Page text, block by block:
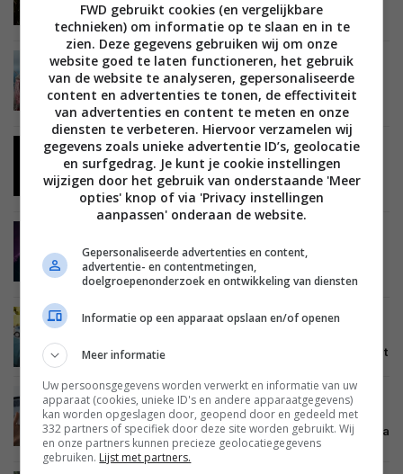
Streamingtips #48 – Wednesday, Our Universe
en The Walking Dead
NIEUWS ENTERTAINMENT
FILMS EN SERIES
STREAMINGDIENSTEN
18 NOVEMBER 2022
Streamingtips #47 – Disenchanted, The White
Lotus en Limitless
NIEUWS ENTERTAINMENT
STREAMINGDIENSTEN
16 NOVEMBER 2022
Netflix laat je vanaf nu op individuele apparaten
uitloggen
STREAMINGDIENSTEN
11 NOVEMBER 2022
Streamingtips #46 – Fire of Love, The Crown en
Don’t Worry Darling
NIEUWS ENTERTAINMENT
FILMS EN SERIES
Streamingtips #45 – Reboot, Judas, Fargo en Exit
NIEUWS ENTERTAINMENT
STREAMINGDIENSTEN
01 NOVEMBER 2022
NLZiet introduceert nieuw abonnement met extra
zenders
FWD gebruikt cookies (en vergelijkbare
technieken) om informatie op te slaan en in te
zien. Deze gegevens gebruiken wij om onze
website goed te laten functioneren, het gebruik
van de website te analyseren, gepersonaliseerde
content en advertenties te tonen, de effectiviteit
van advertenties en content te meten en onze
diensten te verbeteren. Hiervoor verzamelen wij
gegevens zoals unieke advertentie ID’s, geolocatie
en surfgedrag. Je kunt je cookie instellingen
wijzigen door het gebruik van onderstaande 'Meer
opties' knop of via 'Privacy instellingen
aanpassen' onderaan de website.
Gepersonaliseerde advertenties en content,
advertentie- en contentmetingen,
doelgroepenonderzoek en ontwikkeling van diensten
Informatie op een apparaat opslaan en/of openen
Meer informatie
Uw persoonsgegevens worden verwerkt en informatie van uw
apparaat (cookies, unieke ID's en andere apparaatgegevens)
kan worden opgeslagen door, geopend door en gedeeld met
332 partners of specifiek door deze site worden gebruikt. Wij
en onze partners kunnen precieze geolocatiegegevens
gebruiken. Lijst met partners.